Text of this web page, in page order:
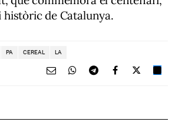
de Catalunya.
PA CEREAL LA